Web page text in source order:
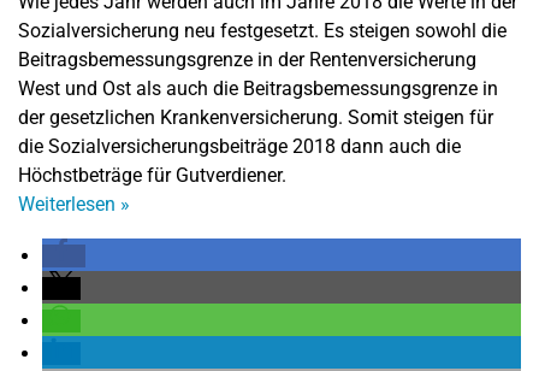
Sozialversicherung neu festgesetzt. Es steigen sowohl die
Beitragsbemessungsgrenze in der Rentenversicherung
West und Ost als auch die Beitragsbemessungsgrenze in
der gesetzlichen Krankenversicherung. Somit steigen für
die Sozialversicherungsbeiträge 2018 dann auch die
Höchstbeträge für Gutverdiener.
Weiterlesen »